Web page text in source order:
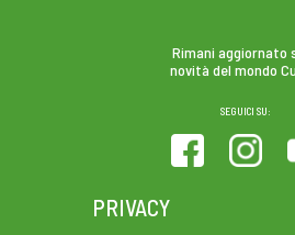
Rimani aggiornato
novità del mondo
SEGUICI SU:
PRIVACY